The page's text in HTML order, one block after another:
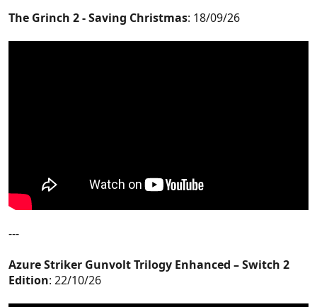
The Grinch 2 - Saving Christmas: 18/09/26
---
Azure Striker Gunvolt Trilogy Enhanced – Switch 2
Edition: 22/10/26